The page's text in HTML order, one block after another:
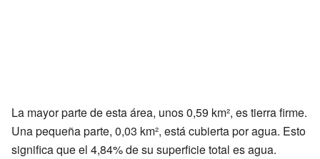
La mayor parte de esta área, unos 0,59 km², es tierra firme.
Una pequeña parte, 0,03 km², está cubierta por agua. Esto
significa que el 4,84% de su superficie total es agua.